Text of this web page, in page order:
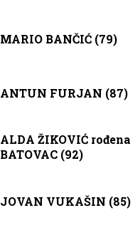
MARIO BANČIĆ (79)
ANTUN FURJAN (87)
ALDA ŽIKOVIĆ rođena
BATOVAC (92)
JOVAN VUKAŠIN (85)